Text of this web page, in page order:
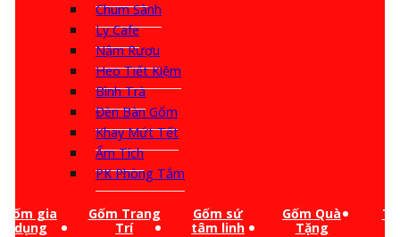
Chum Sành
Ly Cafe
Nậm Rượu
Heo Tiết Kiệm
Bình Trà
Đèn Bàn Gốm
Khay Mứt Tết
Ấm Tích
PK Phòng Tắm
Gốm gia
dụng
Gốm Trang
Trí
Gốm sứ
tâm linh
Gốm Quà
Tặng